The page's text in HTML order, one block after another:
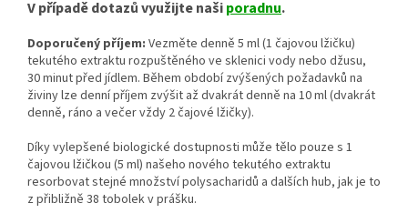
V případě dotazů využijte našiporadnu.
Doporučený příjem: Vezměte denně 5 ml (1 čajovou lžičku)
tekutého extraktu rozpuštěného ve sklenici vody nebo džusu,
30 minut před jídlem. Během období zvýšených požadavků na
živiny lze denní příjem zvýšit až dvakrát denně na 10 ml (dvakrát
denně, ráno a večer vždy 2 čajové lžičky).
Díky vylepšené biologické dostupnosti může tělo pouze s 1
čajovou lžičkou (5 ml) našeho nového tekutého extraktu
resorbovat stejné množství polysacharidů a dalších hub, jak je to
z přibližně 38 tobolek v prášku.